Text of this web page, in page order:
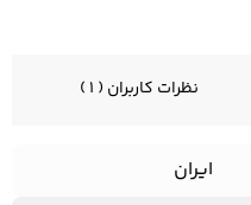
نظرات کاربران ( 1 )
ایران